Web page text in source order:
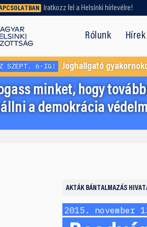
Iratkozz fel a Helsinki hírlevélre!
Rólunk Hírek
vagy
keresel? Használd a
SZEPT. 6-IG! Joghallgató
minket, hogy
a demokrácia
AKTÁK BÁNTALMAZÁS
2015. november